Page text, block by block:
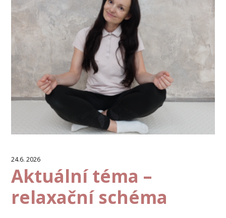
24.6. 2026
Aktuální téma –
relaxační schéma